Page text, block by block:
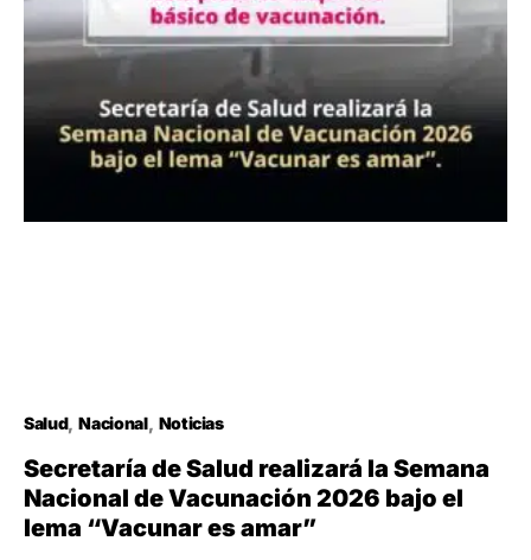
Salud Nacional Noticias
Secretaría de Salud realizará la Semana
Nacional de Vacunación 2026 bajo el
lema “Vacunar es amar”